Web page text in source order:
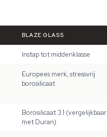
BLAZE GLASS
Instap tot middenklasse
Europees merk, stressvrij
borosilicaat
Borosilicaat 3.1 (vergelijkbaar
met Duran)